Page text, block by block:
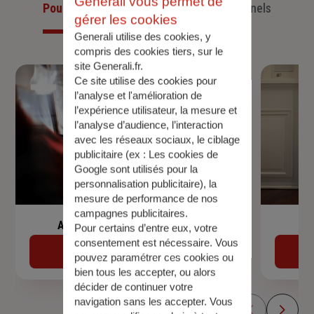
Pour les particuliersPour les professionnels
Assurance de prêt immobilier
Découvrir
gérer les cookies
Generali utilise des cookies, y
compris des cookies tiers, sur le
site Generali.fr.
Ce site utilise des cookies pour
l’analyse et l'amélioration de
l’expérience utilisateur, la mesure et
l’analyse d’audience, l’interaction
avec les réseaux sociaux, le ciblage
publicitaire (ex : Les cookies de
Google sont utilisés pour la
personnalisation publicitaire), la
mesure de performance de nos
campagnes publicitaires.
Pour certains d’entre eux, votre
consentement est nécessaire. Vous
pouvez paramétrer ces cookies ou
bien tous les accepter, ou alors
décider de continuer votre
navigation sans les accepter. Vous